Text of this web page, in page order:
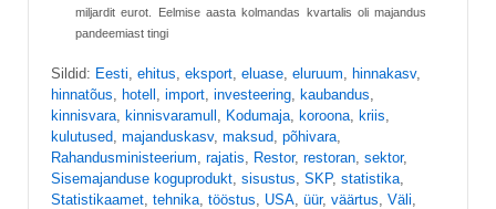
miljardit eurot. Eelmise aasta kolmandas kvartalis oli majandus
pandeemiast tingi
Sildid: Eesti ehitus eksport eluase eluruum hinnakasv,
hinnatõus
hotell import investeering kaubandus
kinnisvara
kinnisvaramull Kodumaja koroona kriis
kulutused majanduskasv, maksud põhivara
Rahandusministeerium rajatis Restor, restoran sektor,
Sisemajanduse koguprodukt sisustus SKP, statistika
Statistikaamet tehnika tööstus USA üür, väärtus Väli